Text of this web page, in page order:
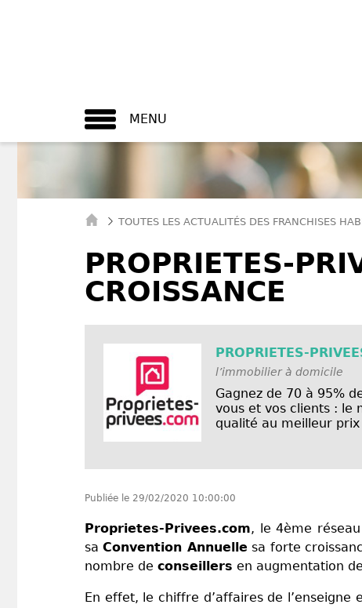
MENU
TOUTES LES ACTUALITÉS DES FRANCHISES
PROPRIETES-
CROISSANCE
PROPRIETES-
l’immobilier à domicile
Gagnez de 70 à 95%
vous et vos clients : le
qualité au meilleur prix
Publiée le 29/02/2020 10:00:00
Proprietes-Privees.com, le 4ème
saConvention Annuelle sa forte
nombre de conseillers en augmentation
En effet, le chiffre d’affaires de l’enseigne